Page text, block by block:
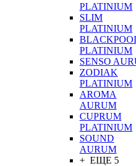
PLATINIUM
SLIM
PLATINIUM
PLATINIUM
SENSO
ZODIAK
PLATINIUM
AROMA
AURUM
CUPRUM
PLATINIUM
SOUND
AURUM
+ ЕЩЕ 5